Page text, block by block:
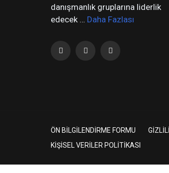
danışmanlık gruplarına liderlik
edecek … Daha Fazlası
ÖN BİLGİLENDİRME FORMU
KİŞİSEL VERİLER POLİTİKASI